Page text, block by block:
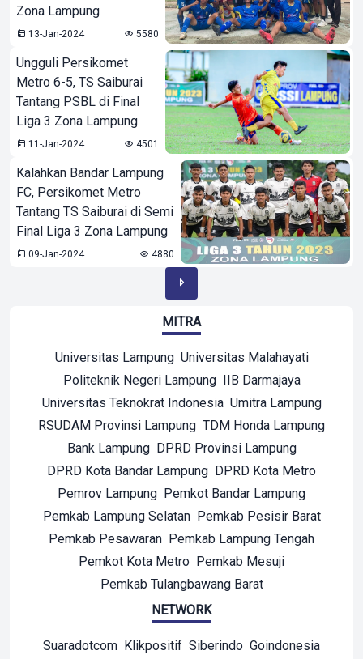
Zona Lampung
13-Jan-2024 5580
Ungguli Persikomet
Metro 6-5, TS Saiburai
Tantang PSBL di Final
Liga 3 Zona Lampung
11-Jan-2024 4501
Kalahkan Bandar Lampung
FC, Persikomet Metro
Tantang TS Saiburai di Semi
Final Liga 3 Zona Lampung
09-Jan-2024 4880
MITRA
Universitas Lampung Universitas Malahayati
Politeknik Negeri Lampung IIB Darmajaya
Universitas Teknokrat Indonesia Umitra Lampung
RSUDAM Provinsi Lampung TDM Honda Lampung
Bank Lampung DPRD Provinsi Lampung
DPRD Kota Bandar Lampung DPRD Kota Metro
Pemrov Lampung Pemkot Bandar Lampung
Pemkab Lampung Selatan Pemkab Pesisir Barat
Pemkab Pesawaran Pemkab Lampung Tengah
Pemkot Kota Metro Pemkab Mesuji
Pemkab Tulangbawang Barat
NETWORK
Suaradotcom Klikpositif Siberindo Goindonesia